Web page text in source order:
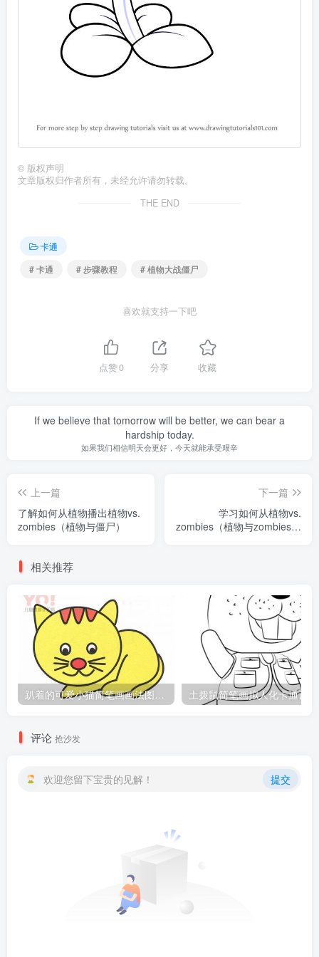
© 版权声明
文章版权归作者所有，未经允许请勿转载。
THE END
卡通
# 卡通
# 步骤教程 # 植物大战僵尸
喜欢就支持一下吧
点赞0 分享 收藏
If we believe that tomorrow will be better, we can bear a
hardship today.
如果我们相信明天会更好，今天就能承受艰辛
上一篇
了解如何从植物播出植物vs.
zombies（植物与僵尸）
下一篇
学习如何从植物vs.
zombies（植物与zombies）
相关推荐
趴着的可爱小猫简笔画画法图片教程
评论 抢沙发
欢迎您留下宝贵的见解！ 提交